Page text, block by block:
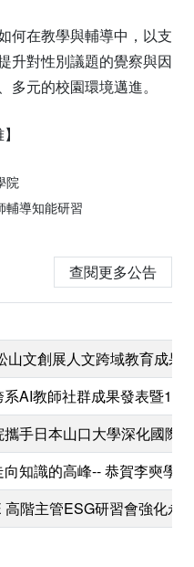
何在教學與輔導中，以支
升對性別議題的覺察與因
元的校園環境邁進。
院
輔導知能研習
查閱更多公告
文創展人文跨域教育成果
AI教師社群成果發表暨
手日本山口大學深化國際
知識的高峰-- 恭賀李奭學
高階主管ESG研習會強化永